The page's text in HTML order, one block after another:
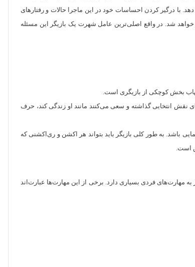
با درگیر کردن احساسات خود در این ماجرا حالات و رفتار‌های
خواهد شد. در واقع اصلی‌ترین عامل شهرت یک بازیگر این مسئله
بخش کوچکی از بازیگری است.
نقش انتخابی گذاشته و سعی می‌کنند مانند او زندگی کند، حرف
باشد. به طور کلی بازیگر باید بتواند هر اکشن و ری‌اکشنی که
است.
مهارت‌های فردی بسیاری دارد. برخی از این مهارت‌ها عبارت‌اند